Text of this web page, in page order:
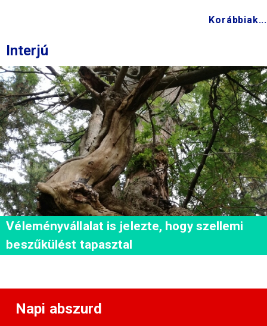
Korábbiak...
Interjú
Véleményvállalat is jelezte, hogy szellemi
beszűkülést tapasztal
Napi abszurd